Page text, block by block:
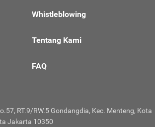
Whistleblowing
Tentang Kami
FAQ
RT.9/RW.5 Gondangdia, Kec. Menteng, Kota
Jakarta 10350